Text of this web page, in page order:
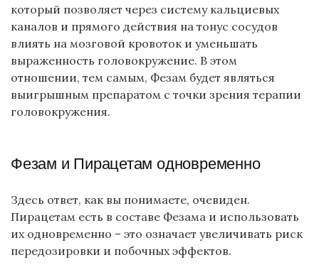
который позволяет через систему кальциевых
каналов и прямого действия на тонус сосудов
влиять на мозговой кровоток и уменьшать
выраженность головокружение. В этом
отношении, тем самым, Фезам будет являться
выигрышным препаратом с точки зрения терапии
головокружения.
Фезам и Пирацетам одновременно
Здесь ответ, как вы понимаете, очевиден.
Пирацетам есть в составе Фезама и использовать
их одновременно – это означает увеличивать риск
передозировки и побочных эффектов.